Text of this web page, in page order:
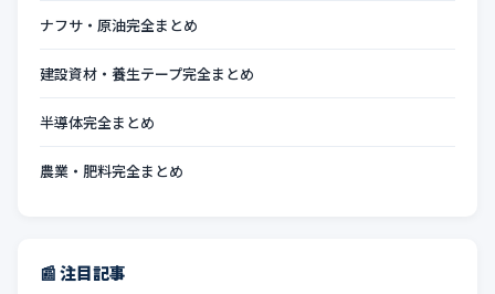
ナフサ・原油完全まとめ
建設資材・養生テープ完全まとめ
半導体完全まとめ
農業・肥料完全まとめ
📰 注目記事